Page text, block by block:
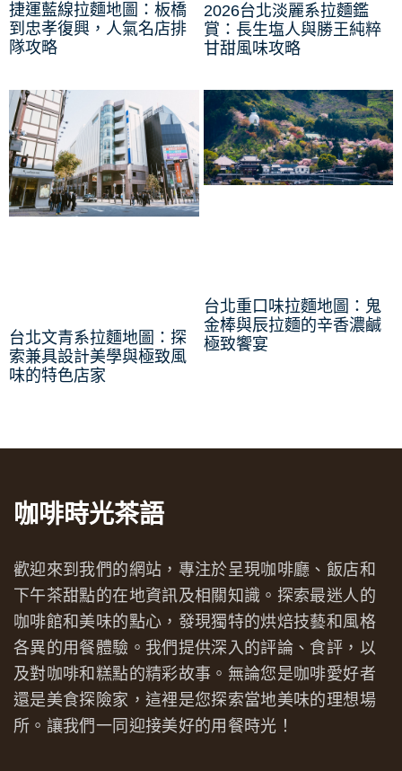
捷運藍線拉麵地圖：板橋
到忠孝復興，人氣名店排
隊攻略
2026台北淡麗系拉麵鑑
賞：長生塩人與勝王純粹
甘甜風味攻略
台北文青系拉麵地圖：探
索兼具設計美學與極致風
味的特色店家
台北重口味拉麵地圖：鬼
金棒與辰拉麵的辛香濃鹹
極致饗宴
咖啡時光茶語
歡迎來到我們的網站，專注於呈現咖啡廳、飯店和
下午茶甜點的在地資訊及相關知識。探索最迷人的
咖啡館和美味的點心，發現獨特的烘焙技藝和風格
各異的用餐體驗。我們提供深入的評論、食評，以
及對咖啡和糕點的精彩故事。無論您是咖啡愛好者
還是美食探險家，這裡是您探索當地美味的理想場
所。讓我們一同迎接美好的用餐時光！